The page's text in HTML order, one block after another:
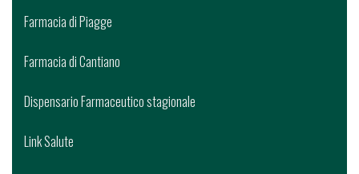
Farmacia di Piagge
Farmacia di Cantiano
Dispensario Farmaceutico stagionale
Link Salute